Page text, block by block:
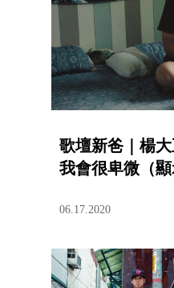
歌壇新爸｜楊
我會很卑微（顯
06.17.2020